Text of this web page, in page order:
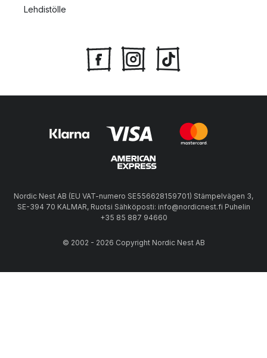
Lehdistölle
Nordic Nest AB (EU VAT-numero SE556628159701) Stämpelvägen 3,
SE-394 70 KALMAR, Ruotsi Sähköposti: info@nordicnest.fi Puhelin
+35 85 887 94660
© 2002 - 2026 Copyright Nordic Nest AB